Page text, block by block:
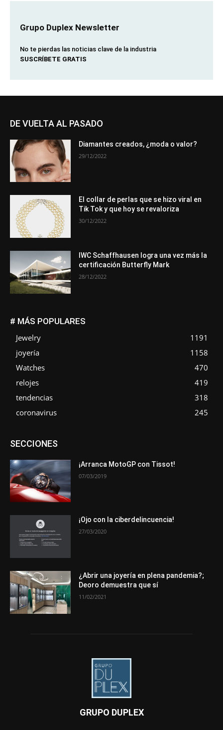
Grupo Duplex Newsletter
No te pierdas las noticias clave de la industria
SUSCRÍBETE GRATIS
DE VUELTA AL PASADO
Diamantes creados, ¿moda o valor?
29/12/2022
El collar de perlas que se hizo viral en
Tik Tok y que hoy se revaloriza
30/12/2022
IWC Schaffhausen logra una vez más la
certificación Butterfly Mark
28/12/2022
# MÁS POPULARES
Jewelry
1191
joyería
1158
Watches
470
relojes
419
tendencias
318
coronavirus
245
SECCIONESAsociaciones
Novedades
Opiniones Premios Secciones
¡Arranca MotoGP con Tissot!
07/03/2019
¡Ojo con la ciberdelincuencia!
27/03/2020
¿Abrir una joyería en plena pandemia?;
Deoro demuestra que sí
11/02/2021
GRUPO DUPLEX